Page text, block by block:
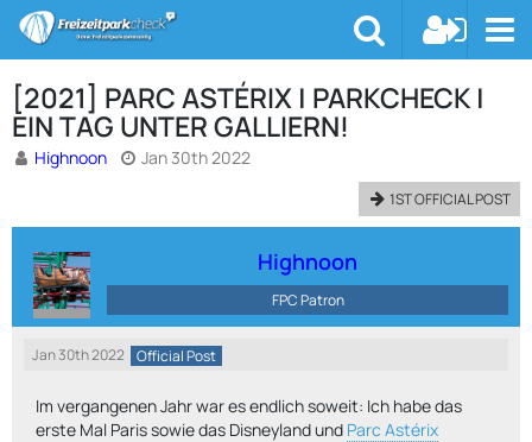
[2021] PARC ASTÉRIX | PARKCHECK |
EIN TAG UNTER GALLIERN!
Highnoon Jan 30th 2022
1ST OFFICIAL POST
Highnoon
FPC Patron
Jan 30th 2022 Official Post
Im vergangenen Jahr war es endlich soweit: Ich habe das
erste Mal Paris sowie das Disneyland und Parc Astérix